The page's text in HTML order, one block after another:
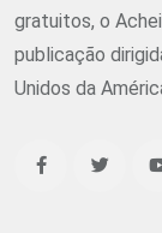
gratuitos, o
publicação
Unidos da